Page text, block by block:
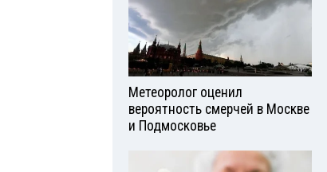
Метеоролог оценил
вероятность смерчей в Москве
и Подмосковье